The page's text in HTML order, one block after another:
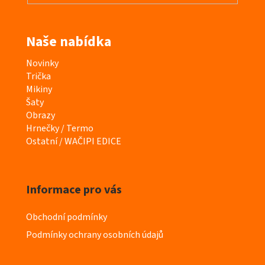
Naše nabídka
K
a
t
e
g
o
r
Novinky
Trička
Mikiny
Šaty
Obrazy
Hrnečky / Termo
Ostatní / WAČIPI EDICE
Informace pro vás
Obchodní podmínky
Podmínky ochrany osobních údajů